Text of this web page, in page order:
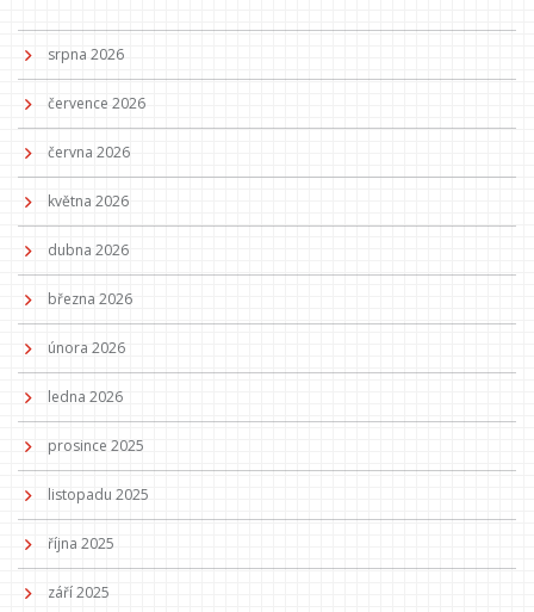
srpna 2026
července 2026
června 2026
května 2026
dubna 2026
března 2026
února 2026
ledna 2026
prosince 2025
listopadu 2025
října 2025
září 2025